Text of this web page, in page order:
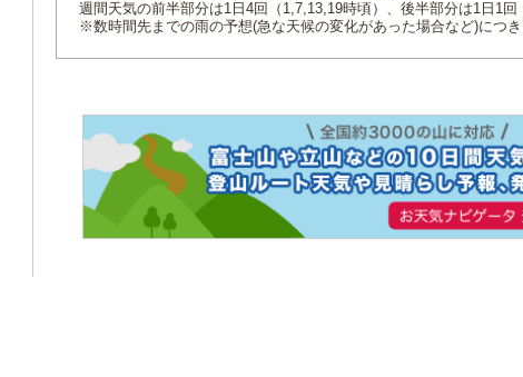
週間天気の前半部分は1日4回（1,7,13,19時頃）、後半部分は1日1回
※数時間先までの雨の予想(急な天候の変化があった場合など)につ